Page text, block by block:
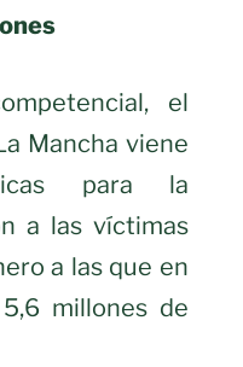
el
Mancha viene
para la
a las víctimas
a las que en
millones de